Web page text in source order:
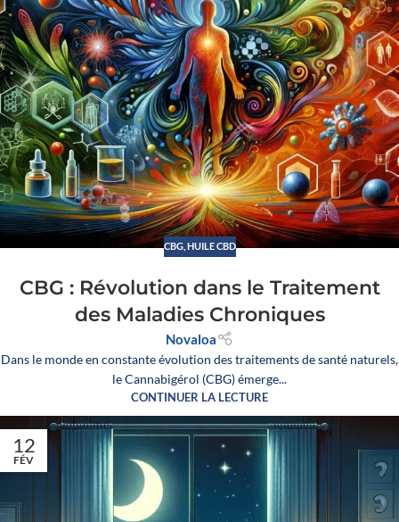
CBG, HUILE CBD
CBG : Révolution dans le Traitement
des Maladies Chroniques
Novaloa
Dans le monde en constante évolution des traitements de santé naturels,
le Cannabigérol (CBG) émerge...
CONTINUER LA LECTURE
12
FÉV